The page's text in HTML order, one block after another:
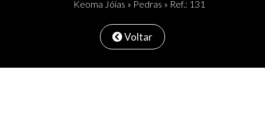
Keoma Jóias » Pedras » Ref.: 131
Voltar